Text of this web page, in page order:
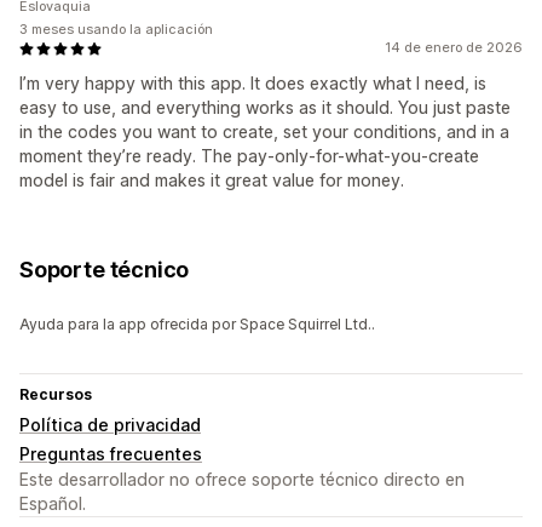
14 de enero de 2026
I’m very happy with this app. It does exactly what I need, is
easy to use, and everything works as it should. You just paste
in the codes you want to create, set your conditions, and in a
moment they’re ready. The pay-only-for-what-you-create
model is fair and makes it great value for money.
Eslovaquia
3 meses usando la aplicación
Soporte técnico
Ayuda para la app ofrecida por Space Squirrel Ltd..
Recursos
Política de privacidad
Preguntas frecuentes
Este desarrollador no ofrece soporte técnico directo en
Español.